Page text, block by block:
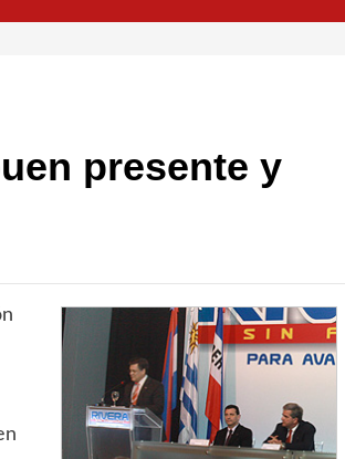
presente y